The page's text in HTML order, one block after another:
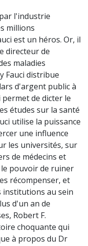
l'industrie
millions
est un héros. Or, il
directeur de
maladies
Fauci distribue
d'argent public à
de dicter le
études sur la santé
utilise la puissance
une influence
les universités, sur
de médecins et
pouvoir de ruiner
récompenser, et
institutions au sein
d'un an de
Robert F.
choquante qui
à propos du Dr